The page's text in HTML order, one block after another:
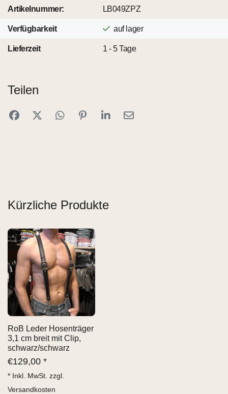
Artikelnummer: LB049ZPZ
Verfügbarkeit auf lager
Lieferzeit 1 - 5 Tage
Teilen
Kürzliche Produkte
RoB Leder Hosenträger
3,1 cm breit mit Clip,
schwarz/schwarz
€129,00 *
* Inkl. MwSt. zzgl.
Versandkosten